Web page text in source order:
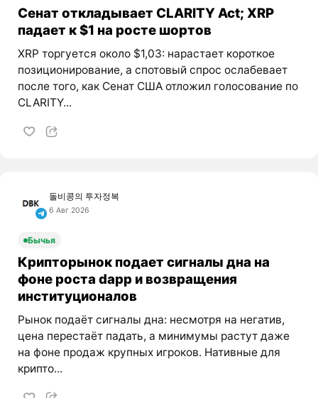
Сенат откладывает CLARITY Act; XRP
падает к $1 на росте шортов
XRP торгуется около $1,03: нарастает короткое
позиционирование, а спотовый спрос ослабевает
после того, как Сенат США отложил голосование по
CLARITY...
돌비콩의 투자정복
6 Авг 2026
Бычья
Крипторынок подает сигналы дна на
фоне роста dapp и возвращения
институционалов
Рынок подаёт сигналы дна: несмотря на негатив,
цена перестаёт падать, а минимумы растут даже
на фоне продаж крупных игроков. Нативные для
крипто...